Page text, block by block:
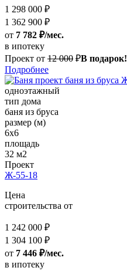
1 298 000 ₽
1 362 900 ₽
от 7 782 ₽/мес.
в ипотеку
Проект от 12 000 ₽В подарок!
Подробнее
одноэтажный
тип дома
баня из бруса
размер (м)
6x6
площадь
32 м2
Проект
Ж-55-18
Цена
строительства от
1 242 000 ₽
1 304 100 ₽
от 7 446 ₽/мес.
в ипотеку